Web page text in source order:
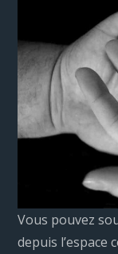
Vous pouvez
depuis